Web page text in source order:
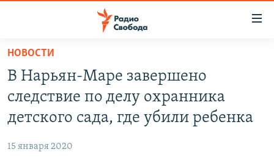
упрощенного
доступа
основному
Вернутся
ПОДКАСТЫ
МНЕНИЯ
НОВОСТИ
В Нарьян-Маре завершено
следствие по делу охранника
детского сада, где убили ребенка
15 января 2020